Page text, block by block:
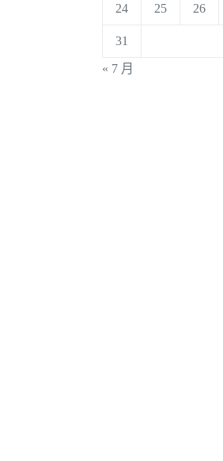
24 25 26
31
« 7 月